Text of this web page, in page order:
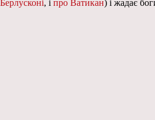
Берлусконі, і про Ватикан) і жадає